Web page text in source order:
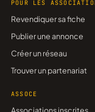
POUR LES
Revendiquer sa fiche
Publier une annonce
Créer un réseau
Trouver un partenariat
ASSOCE